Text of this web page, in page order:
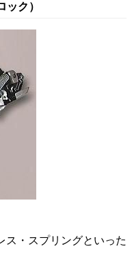
ク）
ス・スプリングといった